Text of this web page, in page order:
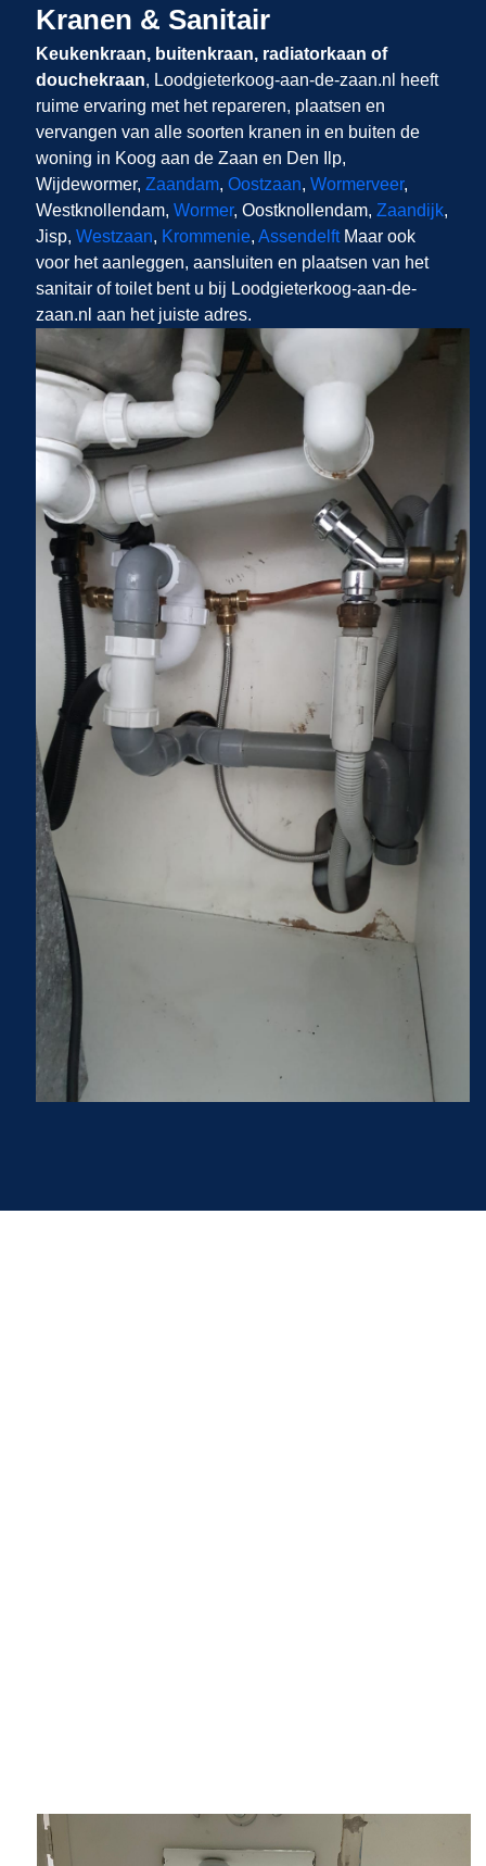
Kranen & Sanitair
Keukenkraan, buitenkraan, radiatorkaan of
douchekraan, Loodgieterkoog-aan-de-zaan.nl​​​​​​​
heeft
ruime ervaring met het repareren, plaatsen en
vervangen van alle soorten kranen in en buiten de
woning in Koog aan de Zaan en Den Ilp,
Wijdewormer, Zaandam, Oostzaan, Wormerveer,
Westknollendam, Wormer, Oostknollendam, Zaandijk,
Jisp, Westzaan, Krommenie, AssendelftMaar ook
voor het aanleggen, aansluiten en plaatsen van het
sanitair of toilet bent u bij Loodgieterkoog-aan-de-
zaan.nl aan het juiste adres.